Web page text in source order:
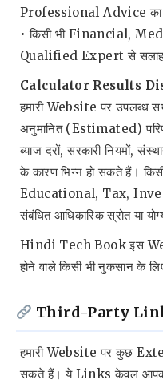
Professional Advice का
• किसी भी Financial,
Qualified Expert से
Calculator Results
हमारी Website पर
अनुमानित (Estimated)
ब्याज दरों, सरकारी नियमों,
के कारण भिन्न हो सकते हैं।
Educational, Tax,
संबंधित आधिकारिक स्रोत या
Hindi Tech Book इस
होने वाले किसी भी नुकसान के
Third-Party
हमारी Website पर कुछ
सकते हैं। ये Links केवल आपकी